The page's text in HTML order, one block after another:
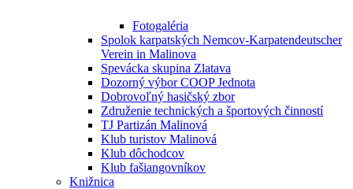
Fotogaléria
Spolok karpatských Nemcov-Karpatendeutscher
Verein in Malinova
Spevácka skupina Zlatava
Dozorný výbor COOP Jednota
Dobrovoľný hasičský zbor
Združenie technických a športových činností
TJ Partizán Malinová
Klub turistov Malinová
Klub dôchodcov
Klub fašiangovníkov
Knižnica